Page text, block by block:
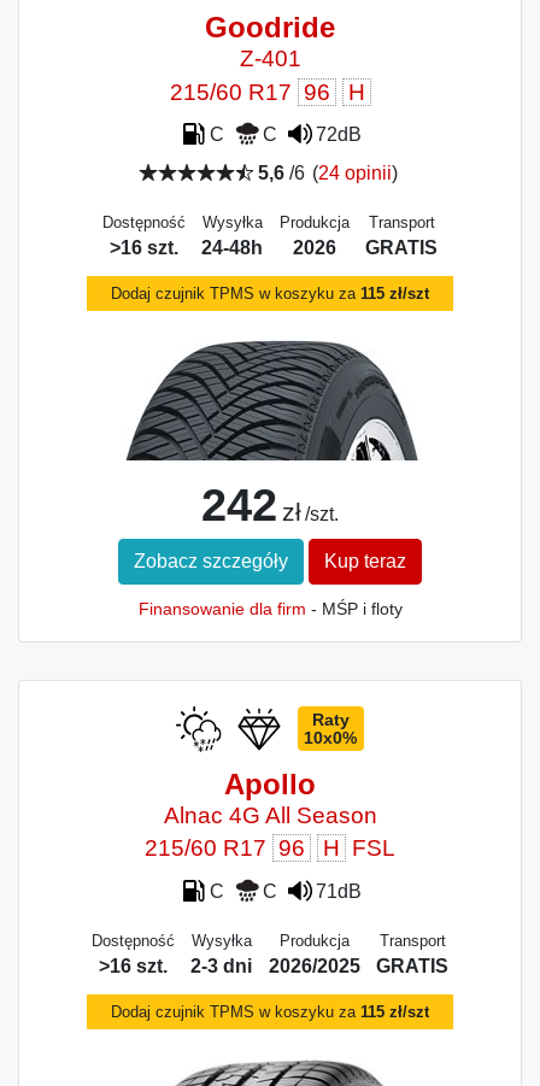
Goodride
Z-401
215/60 R17 96 H
C C
72dB
5,6/6 (24 opinii)
Dostępność
>16 szt.
Wysyłka
24-48h
Produkcja
2026
Transport
GRATIS
Dodaj czujnik TPMS w koszyku za 115 zł/szt
242 zł /szt.
Zobacz szczegóły Kup teraz
Finansowanie dla firm - MŚP i floty
Raty
10x0%
Apollo
Alnac 4G All Season
215/60 R17 96 H FSL
C C 71dB
Dostępność
>16 szt.
Wysyłka
2-3 dni
Produkcja
2026/2025
Transport
GRATIS
Dodaj czujnik TPMS w koszyku za 115 zł/szt